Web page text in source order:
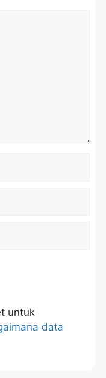
untuk
data